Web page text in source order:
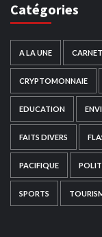
Catégories
A LA UNE
CRYPTOMONNAIE
EDUCATION
FAITS DIVERS
PACIFIQUE
SPORTS